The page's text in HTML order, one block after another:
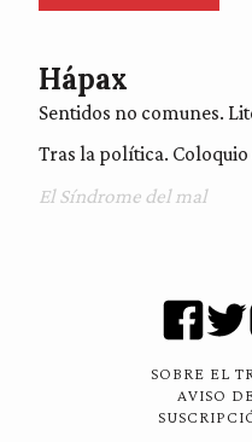
Hápax
Sentidos no comunes.
Tras la política.
El Síndrome del mal
SOBRE EL
AVISO